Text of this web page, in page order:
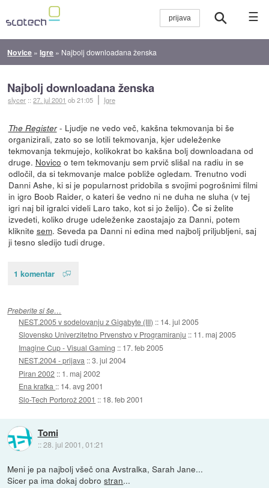
☰
Novice »Igre » Najbolj downloadana ženska
Najbolj downloadana ženska
slycer ::27. jul 2001 ob 21:05 Igre
The Register- Ljudje ne vedo več, kakšna tekmovanja bi še
organizirali, zato so se lotili tekmovanja, kjer udeleženke
tekmovanja tekmujejo, kolikokrat bo kakšna bolj downloadana od
druge. Novico o tem tekmovanju sem prvič slišal na radiu in se
odločil, da si tekmovanje malce pobliže ogledam. Trenutno vodi
Danni Ashe, ki si je popularnost pridobila s svojimi pogrošnimi filmi
in igro Boob Raider, o kateri še vedno ni ne duha ne sluha (v tej
igri naj bil igralci videli Laro tako, kot si jo želijo). Če si želite
izvedeti, koliko druge udeleženke zaostajajo za Danni, potem
kliknite sem. Seveda pa Danni ni edina med najbolj priljubljeni, saj
ji tesno sledijo tudi druge.
1 komentar
Preberite si še…
NEST.2005 v sodelovanju z Gigabyte (III) :: 14. jul 2005
Slovensko Univerzitetno Prvenstvo v Programiranju :: 11. maj 2005
Imagine Cup - Visual Gaming :: 17. feb 2005
NEST.2004 - prijava ::3. jul 2004
Piran 2002 :: 1. maj 2002
Ena kratka :: 14. avg 2001
Slo-Tech Portorož 2001 :: 18. feb 2001
Tomi
::28. jul 2001, 01:21
Meni je pa najbolj všeč ona Avstralka, Sarah Jane...
Sicer pa ima dokaj dobrostran...